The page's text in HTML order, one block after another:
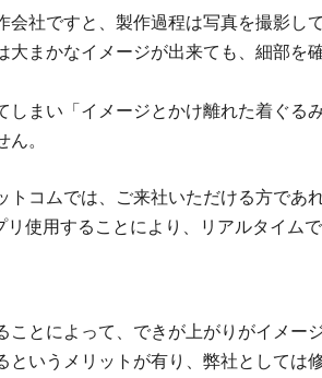
会社ですと、製作過程は写真を撮影し
大まかなイメージが出来ても、細部を
しまい「イメージとかけ離れた着ぐる
ん。
トコムでは、ご来社いただける方であ
リ使用することにより、リアルタイム
ことによって、できが上がりがイメー
というメリットが有り、弊社としては